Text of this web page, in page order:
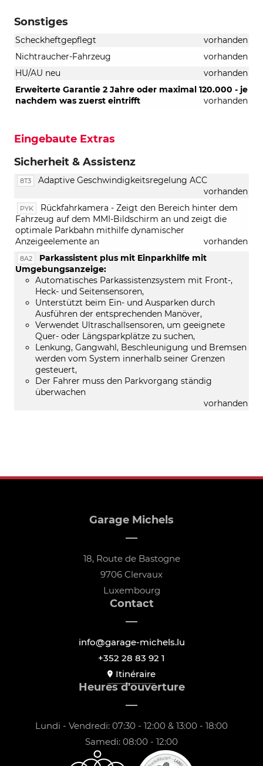
Sonstiges
Scheckheftgepflegt
vorhanden
Nichtraucher-Fahrzeug
vorhanden
HU/AU neu
vorhanden
Erweiterte Garantie 2 Jahre oder maximal 120.000 - je
nachdem was zuerst eintrifft
vorhanden
Eingebaute Extras
Sicherheit & Assistenz
8T3
Adaptive Geschwindigkeitsregelung ACC
vorhanden
PYK
Rückfahrkamera - Zeigt den Bereich hinter dem
Fahrzeug auf dem MMI-Bildschirm an und zeigt die
optimale Parkbahn mithilfe dynamischer
Anzeigeelemente an
vorhanden
8A2
Parkassistent plus mit Einparkhilfe mit
Umgebungsanzeige:
Automatisches Parkassistenzsystem mit Front-,
Heck- und Seitensensoren,
Unterstützt beim Ein- und Ausparken durch
Ausführen der entsprechenden Manöver,
Verwendet Ultraschallsensoren, um geeignete
Quer- oder Längsparkplätze zu suchen,
Lenkung, Gangwahl, Beschleunigung und Bremsen
werden vom System innerhalb seiner Grenzen
gesteuert,
Der Fahrer muss den Parkvorgang ständig
überwachen
vorhanden
Garage Michels
18, Route de Bastogne
9706 Clervaux
Luxembourg
Contact
info@garage-michels.lu
+352 28 83 92 1
Itinéraire
Heures d'ouverture
Lundi - Vendredi: 07:30 - 12:00 & 13:00 - 18:00
Samedi: 08:00 - 12:00